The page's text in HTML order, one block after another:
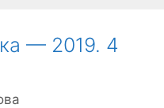
— 2019. 4